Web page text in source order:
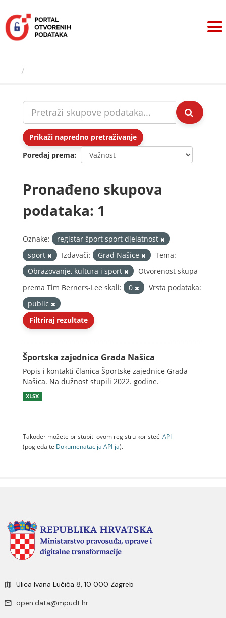
sadržaj
Prikaži napredno pretraživanje
Poredaj prema
Pronađeno skupova
podataka: 1
Oznake:
registar šport sport djelatnost
sport
Izdavači: Grad Našice
Tema:
Obrazovanje, kultura i sport
Otvorenost skupa
prema Tim Berners-Lee skali:
0
Vrsta podataka:
public
Filtriraj rezultate
Športska zajednica Grada Našica
Popis i kontakti članica Športske zajednice Grada
Našica. Na dužnost stupili 2022. godine.
XLSX
Također možete pristupiti ovom registru koristeći API
(pogledajte Dokumenаtаcijа API-jа).